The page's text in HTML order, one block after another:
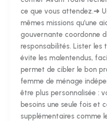
ce que vous attendez.➜
mêmes missions qu’une
gouvernante coordonne
responsabilités. Lister les
évite les malentendus,
permet de cibler le bon
femme de ménage
être plus personnalisée :
besoins une seule fois et
supplémentaires comme